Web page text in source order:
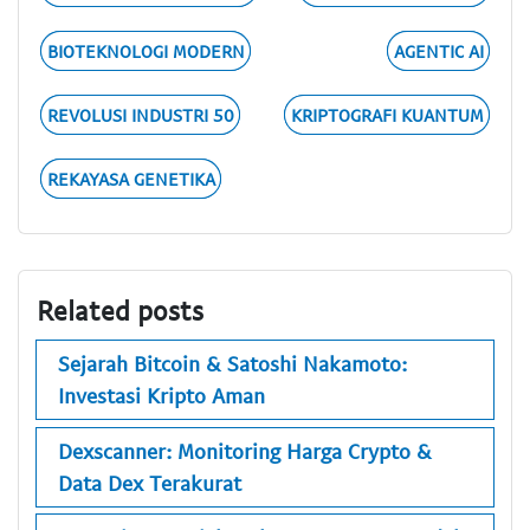
BIOTEKNOLOGI MODERN AGENTIC AI
REVOLUSI INDUSTRI 50 KRIPTOGRAFI KUANTUM
REKAYASA GENETIKA
Related posts
Sejarah Bitcoin & Satoshi Nakamoto:
Investasi Kripto Aman
Dexscanner: Monitoring Harga Crypto &
Data Dex Terakurat